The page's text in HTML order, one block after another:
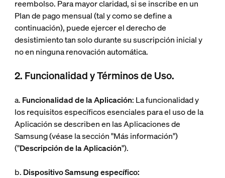
reembolso. Para mayor claridad, si se inscribe en un
Plan de pago mensual (tal y como se define a
continuación), puede ejercer el derecho de
desistimiento tan solo durante su suscripción inicial y
no en ninguna renovación automática.
2. Funcionalidad y Términos de Uso.
a. Funcionalidad de la Aplicación: La funcionalidad y
los requisitos específicos esenciales para el uso de la
Aplicación se describen en las Aplicaciones de
Samsung (véase la sección "Más información")
("Descripción de la Aplicación").
b. Dispositivo Samsung específico: